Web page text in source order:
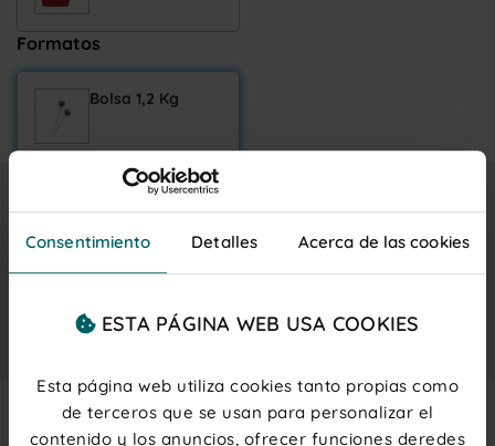
Consentimiento Detalles Acerca de las cookies
ESTA PÁGINA WEB USA COOKIES
Esta página web utiliza cookies tanto propias como
de terceros que se usan para personalizar el
contenido y los anuncios, ofrecer funciones deredes
Formatos
Bolsa 1,2 Kg
9,15 € IVA inc.
(0,09 € ud.)
Entrega gratislunes 10 agosto
PRECIOS PARA PROFESIONALES Regístrateoinicia sesión
Añadir al carrito